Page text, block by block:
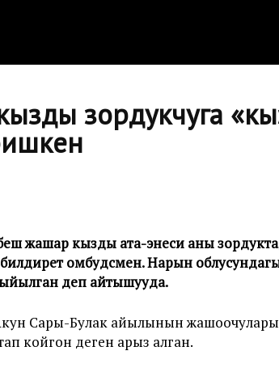
зордукчуга
жашар кызды ата-энеси аны
омбудсмен. Нарын
деп айтышууда.
Сары-Булак айылынын
койгон деген арыз алган.